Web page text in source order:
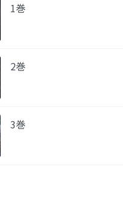
1巻
2巻
3巻